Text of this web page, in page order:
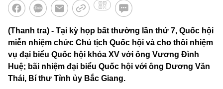
(Thanh tra) - Tại kỳ họp bất thường lần thứ 7, Quốc hội
miễn nhiệm chức Chủ tịch Quốc hội và cho thôi nhiệm
vụ đại biểu Quốc hội khóa XV với ông Vương Đình
Huệ; bãi nhiệm đại biểu Quốc hội với ông Dương Văn
Thái, Bí thư Tỉnh ủy Bắc Giang.